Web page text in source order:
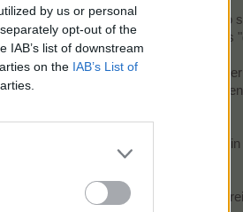
by us or personal
opt-out of the
IAB’s list of downstream
on the IAB’s List of
bei G+T tauschen kann) und ebenso
Werte hat und auch der EP-Boni etwas
großen Unterschied ergeben wird.
sind, der sollte es links liegen
dass das Item bis
verlängern.
viele Spieler unterhalb diesen